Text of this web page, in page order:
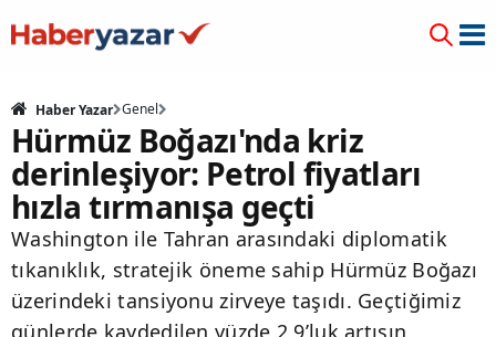
Haber Yazar Genel
Hürmüz Boğazı'nda kriz
derinleşiyor: Petrol fiyatları
hızla tırmanışa geçti
Washington ile Tahran arasındaki diplomatik
tıkanıklık, stratejik öneme sahip Hürmüz Boğazı
üzerindeki tansiyonu zirveye taşıdı. Geçtiğimiz
günlerde kaydedilen yüzde 2,9’luk artışın